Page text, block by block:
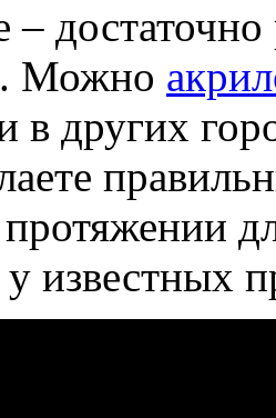
–
Можно
в других
известных